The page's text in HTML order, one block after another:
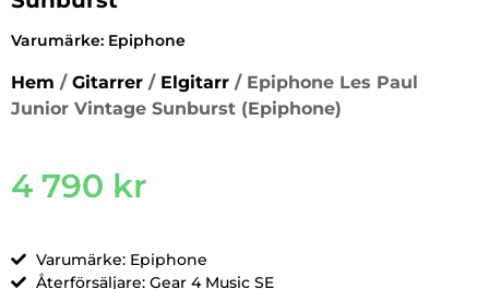
Varumärke: Epiphone
Hem / Gitarrer / Elgitarr / Epiphone Les Paul
Junior Vintage Sunburst (Epiphone)
4 790 kr
Varumärke: Epiphone
Återförsäljare: Gear 4 Music SE